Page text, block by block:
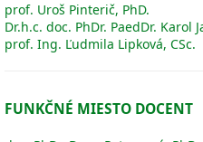
prof. Uroš Pinterič, PhD.
Dr.h.c. doc. PhDr. PaedDr. Karol
prof. Ing. Ľudmila Lipková, CSc.
FUNKČNÉ MIESTO DOCENT